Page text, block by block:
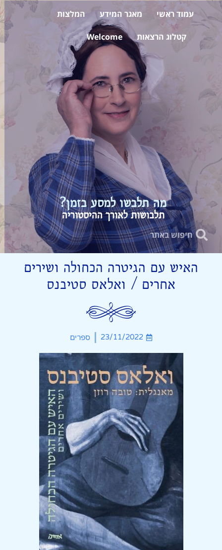
עמוד ראשי מאגר המידע המלצות
קטלוג הרצאות Welcome
מה תלבשו למסע בזמן?
תלבושות לאורך ההיסטוריה
האיש עם הגיטרה הכחולה ושירים
אחרים / ואלאס סטיבנס
23/11/2022 ספרים